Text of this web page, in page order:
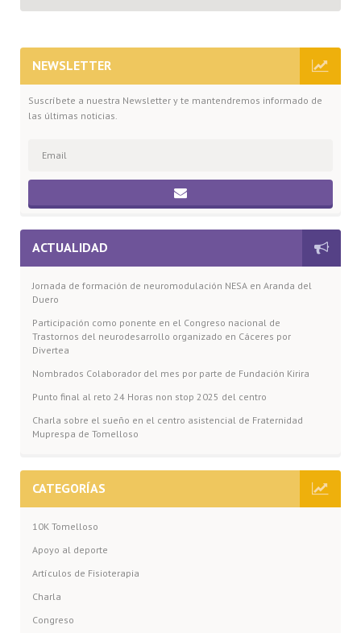
NEWSLETTER
Suscríbete a nuestra Newsletter y te mantendremos informado de
las últimas noticias.
ACTUALIDAD
Jornada de formación de neuromodulación NESA en Aranda del
Duero
Participación como ponente en el Congreso nacional de
Trastornos del neurodesarrollo organizado en Cáceres por
Divertea
Nombrados Colaborador del mes por parte de Fundación Kirira
Punto final al reto 24 Horas non stop 2025 del centro
Charla sobre el sueño en el centro asistencial de Fraternidad
Muprespa de Tomelloso
CATEGORÍAS
10K Tomelloso
Apoyo al deporte
Artículos de Fisioterapia
Charla
Congreso